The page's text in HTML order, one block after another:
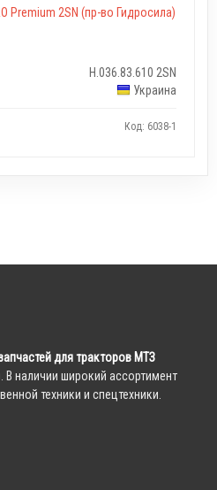
Premium 2SN (пр-во Гидросила)
Н.036.83.610 2SN
Украина
Код: 6038-1
для тракторов МТЗ
наличии широкий ассортимент
техники и спецтехники.